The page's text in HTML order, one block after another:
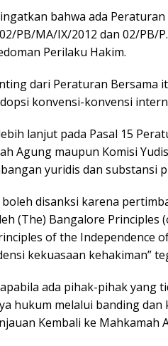
bahwa ada
PB/MA/IX/2012 dan 02/PB/
Perilaku Hakim.
dari Peraturan Bersama
konvensi-konvensi
lanjut pada Pasal 15
Agung maupun Komisi
yuridis dan substansi
disanksi karena
(The) Bangalore Principles
of the Independence
kekuasaan kehakiman”
ada pihak-pihak yang
hukum melalui banding
Kembali ke Mahkamah